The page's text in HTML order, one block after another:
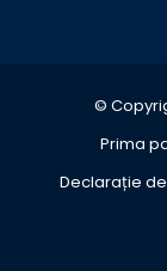
©
Prima
Declarație